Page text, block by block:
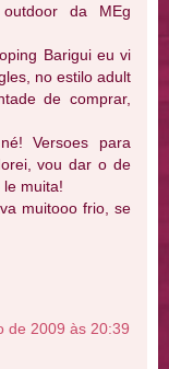
da MEg
Barigui eu vi
no estilo adult
de comprar,
Versoes para
vou dar o de
muita!
muitooo frio, se
de 2009 às 20:39